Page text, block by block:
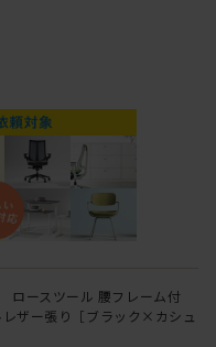
ースツール 腰フレーム付
ザー張り［ブラック×カシュ